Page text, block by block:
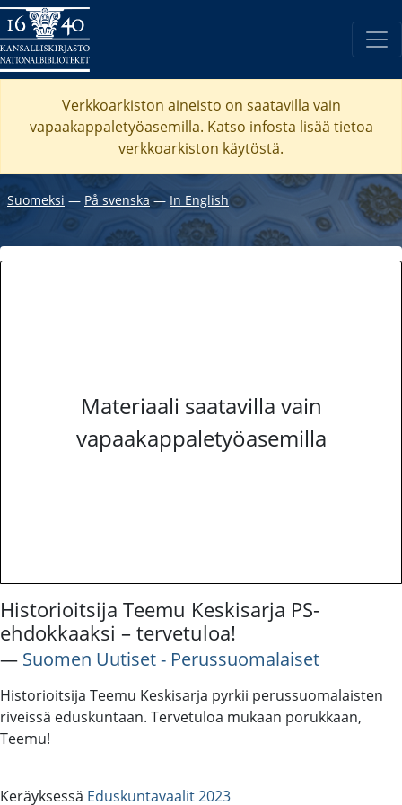
Verkkoarkiston aineisto on saatavilla vain
vapaakappaletyöasemilla. Katso infosta lisää tietoa
verkkoarkiston käytöstä.
Suomeksi ― På svenska― In English
Materiaali saatavilla vain
vapaakappaletyöasemilla
Historioitsija Teemu Keskisarja PS-
ehdokkaaksi – tervetuloa!
― Suomen Uutiset - Perussuomalaiset
Historioitsija Teemu Keskisarja pyrkii perussuomalaisten
riveissä eduskuntaan. Tervetuloa mukaan porukkaan,
Teemu!
Keräyksessä Eduskuntavaalit 2023